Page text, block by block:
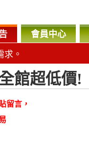
會員中心
。
館超低價!
留言，